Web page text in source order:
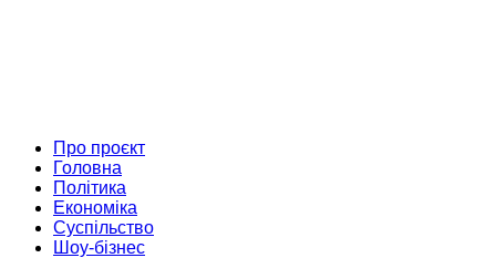
Про проєкт
Головна
Політика
Економіка
Суспільство
Шоу-бізнес